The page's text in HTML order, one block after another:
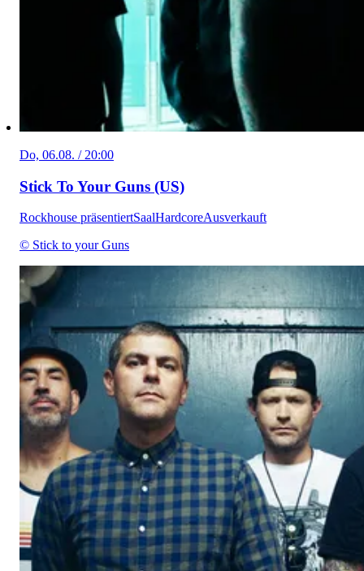
Do, 06.08. / 20:00
Stick To Your Guns (US)
Rockhouse präsentiertSaalHardcoreAusverkauft
© Stick to your Guns